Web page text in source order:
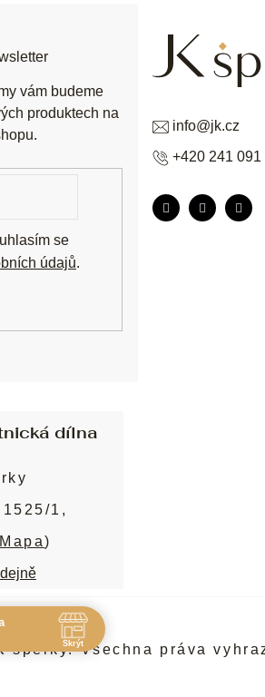
info@jk.cz
+420 241 091
vám budeme
produktech na
Přihlášením souhlasím se
údajů.
dílna
1,
Mapa)
šperky. Všechna práva
Skrýt
Pauza